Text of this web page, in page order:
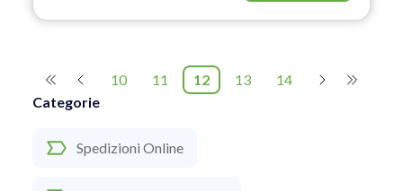
Categorie
Spedizioni Online
10 11 12 13 14